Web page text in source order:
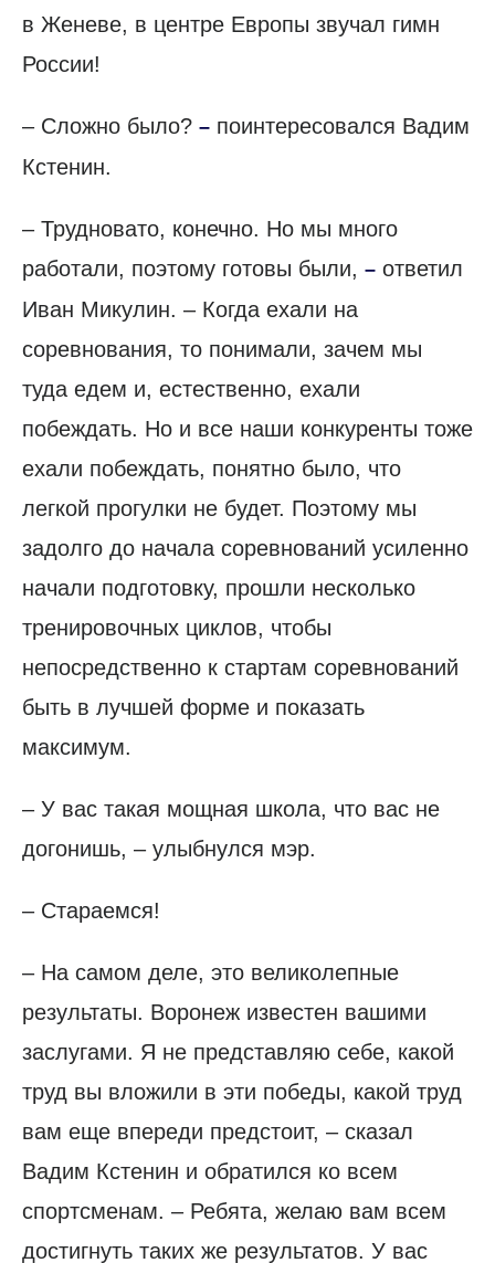
в Женеве, в центре Европы звучал гимн
России!
– Сложно было? – поинтересовался Вадим
Кстенин.
– Трудновато, конечно. Но мы много
работали, поэтому готовы были, – ответил
Иван Микулин. – Когда ехали на
соревнования, то понимали, зачем мы
туда едем и, естественно, ехали
побеждать. Но и все наши конкуренты тоже
ехали побеждать, понятно было, что
легкой прогулки не будет. Поэтому мы
задолго до начала соревнований усиленно
начали подготовку, прошли несколько
тренировочных циклов, чтобы
непосредственно к стартам соревнований
быть в лучшей форме и показать
максимум.
– У вас такая мощная школа, что вас не
догонишь, – улыбнулся мэр.
– Стараемся!
– На самом деле, это великолепные
результаты. Воронеж известен вашими
заслугами. Я не представляю себе, какой
труд вы вложили в эти победы, какой труд
вам еще впереди предстоит, – сказал
Вадим Кстенин и обратился ко всем
спортсменам. – Ребята, желаю вам всем
достигнуть таких же результатов. У вас